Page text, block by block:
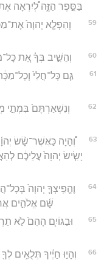
בַּסֵּ֣פֶר הַזֶּ֑ה לְ֠יִרְאָה
59
וְהִפְלָ֤א יְהוָה֙
60 וְהֵשִׁ֣יב בְּךָ֗ אֵ֚ת
61
גַּ֤ם כָּל־חֳלִי֙
62
וְנִשְׁאַרְתֶּם֙ בִּמְתֵ֣י
63
וְ֠הָיָה כַּאֲשֶׁר־שָׂ֨שׂ
יָשִׂ֤ישׂ יְהוָה֙ עֲלֵיכֶ֔ם
64
וֶהֱפִֽיצְךָ֤ יְהוָה֙
שָּׁ֜ם אֱלֹהִ֣ים
65
וּבַגּוֹיִ֤ם הָהֵם֙ לֹ֣א
66 וְהָי֣וּ חַיֶּ֔יךָ תְּלֻאִ֥ים